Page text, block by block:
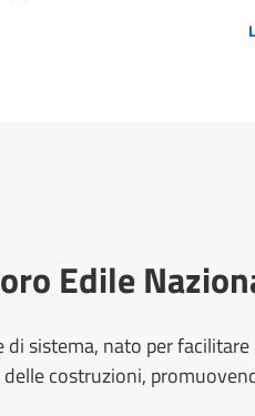
ACADEMY: APERTE LE
Edile
di sistema, nato per
costruzioni,